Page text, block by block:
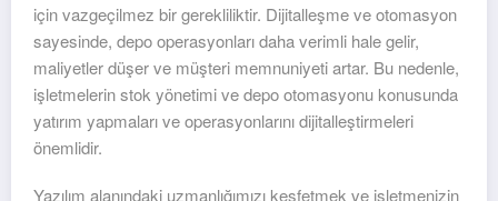
için vazgeçilmez bir gerekliliktir. Dijitalleşme ve otomasyon
sayesinde, depo operasyonları daha verimli hale gelir,
maliyetler düşer ve müşteri memnuniyeti artar. Bu nedenle,
işletmelerin stok yönetimi ve depo otomasyonu konusunda
yatırım yapmaları ve operasyonlarını dijitalleştirmeleri
önemlidir.
Yazılım alanındaki uzmanlığımızı keşfetmek ve işletmenizin